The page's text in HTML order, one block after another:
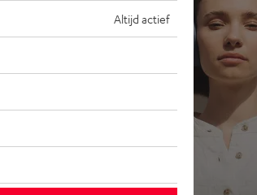
Koptelefoons
Altijd actief